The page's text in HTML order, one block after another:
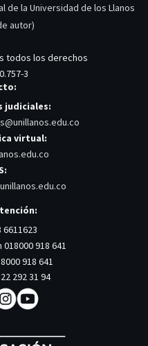
la Universidad de los Llanos
autor)
todos los derechos
3
judiciales:
virtual:
6611623
918 641
918 641
292 31 94